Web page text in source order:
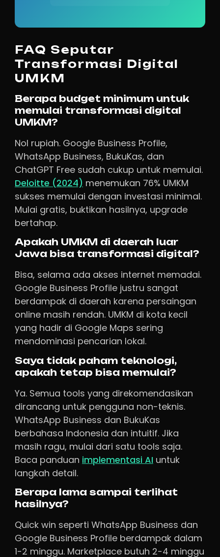
FAQ Seputar
Transformasi Digital
UMKM
Berapa budget minimum untuk
memulai transformasi digital
UMKM?
Nol rupiah. Google Business Profile,
WhatsApp Business, BukuKas, dan
ChatGPT Free sudah cukup untuk memulai.
Deloitte (2024) menemukan 76% UMKM
sukses memulai dengan investasi minimal.
Mulai gratis, buktikan hasilnya, upgrade
bertahap.
Apakah UMKM di daerah luar
Jawa bisa transformasi digital?
Bisa, selama ada akses internet memadai.
Google Business Profile justru sangat
berdampak di daerah karena persaingan
online masih rendah. UMKM di kota kecil
yang hadir di Google Maps sering
mendominasi pencarian lokal.
Saya tidak paham teknologi,
apakah tetap bisa memulai?
Ya. Semua tools yang direkomendasikan
dirancang untuk pengguna non-teknis.
WhatsApp Business dan BukuKas
berbahasa Indonesia dan intuitif. Jika
masih ragu, mulai dari satu tools saja.
Baca panduan implementasi AI untuk
langkah detail.
Berapa lama sampai terlihat
hasilnya?
Quick win seperti WhatsApp Business dan
Google Business Profile berdampak dalam
1-2 minggu. Marketplace butuh 2-4 minggu